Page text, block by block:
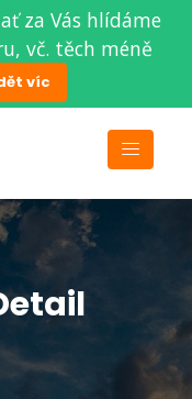
za Vás hlídáme
vč. těch méně
víc